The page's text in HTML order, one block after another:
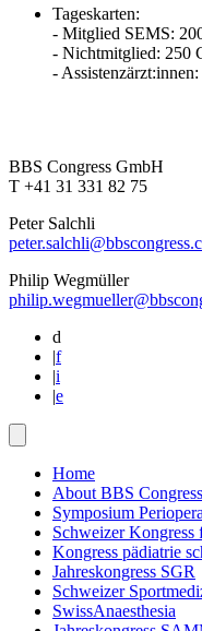
Tageskarten:
- Mitglied SEMS:
- Nichtmitglied: 250
-
BBS Congress GmbH
T +41 31 331 82 75
Peter Salchli
Philip Wegmüller
d
|f
|i
|e
Home
About BBS Congress
Symposium
Schweizer
Kongress pädiatrie
Jahreskongress SGR
Schweizer
SwissAnaesthesia